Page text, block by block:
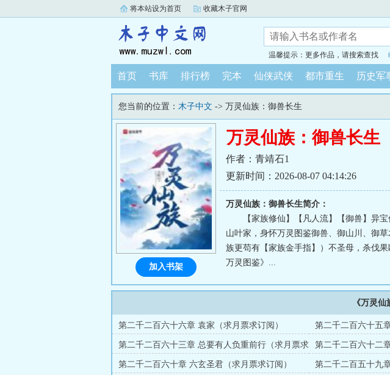
将本站设为首页 收藏木子官网
温馨提示：更多作品，请搜索查找
首页 书库 排行榜 完本 仙侠武侠 都市重生 历史军
您当前的位置： 木子中文 -> 万灵仙族：御兽长生
万灵仙族：御兽长生
作者：青靖石1
更新时间：2026-08-07 04:14:26
万灵仙族：御兽长生简介：
【家族修仙】【凡人流】【御兽】
山叶家，身怀万灵图鉴御兽、御山川、御
族更苟有【家族金手指】）不圣母，杀伐
万灵图鉴》...
加入书架
《万灵
第二千二百六十六章 袁家（求月票求订阅） 第二千二百六十五
第二千二百六十三章 总要有人负重前行（求月票求
订阅）
第二千二百六十二
第二千二百六十章 六玄圣君（求月票求订阅） 第二千二百五十九